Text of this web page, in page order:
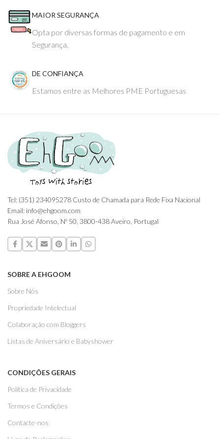
MAIOR SEGURANÇA
Opta por diversas formas de pagamento e em
Segurança.
DE CONFIANÇA
Estamos entre as Melhores PME Portuguesas
Tel: (351) 234095278 Custo de Chamada para Rede Fixa Nacional
Email: info@ehgoom.com
Rua José Afonso, Nº 50, 3800-438 Aveiro, Portugal
SOBRE A EHGOOM
Sobre Nós
Propriedade Intelectual
Colaboração com Bloggers
Listas de Aniversário e Babyshower
CONDIÇÕES GERAIS
Politica de Privacidade
Termos e Condições
Contacte-nos